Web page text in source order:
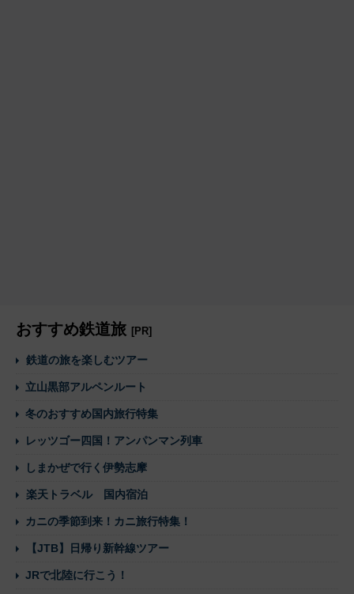
おすすめ鉄道旅 [PR]
鉄道の旅を楽しむツアー
立山黒部アルペンルート
冬のおすすめ国内旅行特集
レッツゴー四国！アンパンマン列車
しまかぜで行く伊勢志摩
楽天トラベル 国内宿泊
カニの季節到来！カニ旅行特集！
【JTB】日帰り新幹線ツアー
JRで北陸に行こう！